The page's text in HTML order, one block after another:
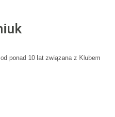
ponad 10 lat związana z Klubem